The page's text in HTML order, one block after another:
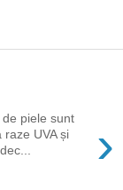
›
piele sunt
UVA și